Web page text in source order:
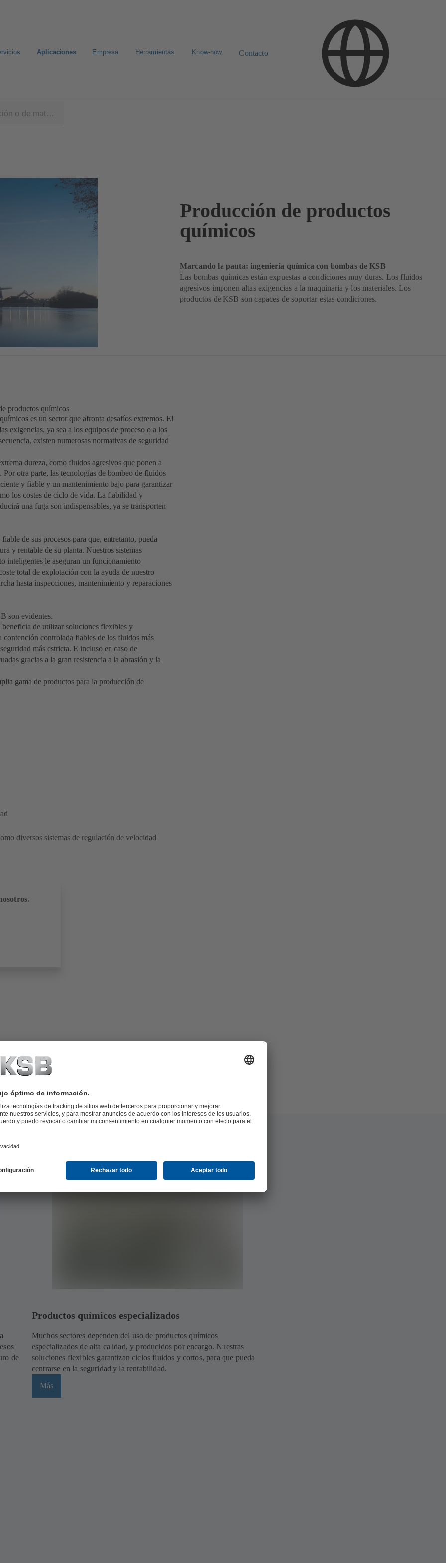
Aplicaciones Empresa Herramientas Know-how Contacto
Producción de productos
químicos
Marcando la pauta: ingeniería química con bombas de KSB
Las bombas químicas están expuestas a condiciones muy duras. Los fluidos
agresivos imponen altas exigencias a la maquinaria y los materiales. Los
productos de KSB son capaces de soportar estas condiciones.
productos químicos
es un sector que afronta desafíos extremos. El
exigencias, ya sea a los equipos de proceso o a los
existen numerosas normativas de seguridad
dureza, como fluidos agresivos que ponen a
otra parte, las tecnologías de bombeo de fluidos
y fiable y un mantenimiento bajo para garantizar
los costes de ciclo de vida. La fiabilidad y
una fuga son indispensables, ya se transporten
de sus procesos para que, entretanto, pueda
y rentable de su planta. Nuestros sistemas
inteligentes le aseguran un funcionamiento
total de explotación con la ayuda de nuestro
hasta inspecciones, mantenimiento y reparaciones
son evidentes.
beneficia de utilizar soluciones flexibles y
contención controlada fiables de los fluidos más
más estricta. E incluso en caso de
gracias a la gran resistencia a la abrasión y la
gama de productos para la producción de
diversos sistemas de regulación de velocidad
(12.2 MB)
2023
de
Productos químicos especializados
Muchos sectores dependen del uso de productos químicos
especializados de alta calidad, y producidos por encargo. Nuestras
soluciones flexibles garantizan ciclos fluidos y cortos, para que pueda
centrarse en la seguridad y la rentabilidad.
Más